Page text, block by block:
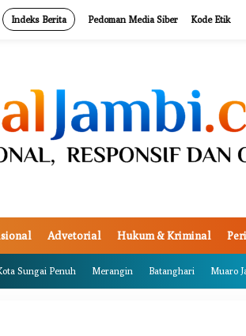
Indeks Berita Pedoman Media Siber Kode Etik
Advetorial Hukum & Kriminal
Sungai Penuh Merangin Batanghari Muaro